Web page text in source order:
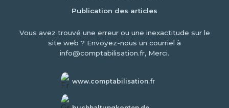
Publication des articles
Vous avez trouvé une erreur ou une inexactitude sur le
site web ? Envoyez-nous un courriel à
info@comptabilisation.fr, Merci.
www.comptabilisation.fr